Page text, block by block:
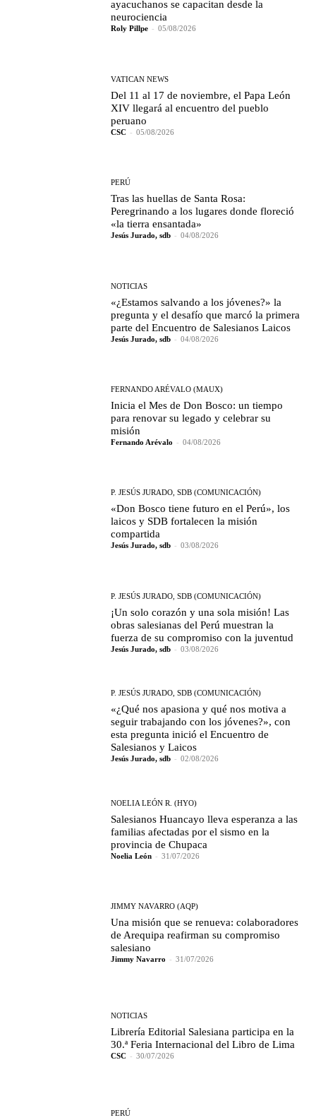
ayacuchanos se capacitan desde la
neurociencia
Roly Pillpe - 05/08/2026
VATICAN NEWS
Del 11 al 17 de noviembre, el Papa León
XIV llegará al encuentro del pueblo
peruano
CSC - 05/08/2026
PERÚ
Tras las huellas de Santa Rosa:
Peregrinando a los lugares donde floreció
«la tierra ensantada»
Jesús Jurado, sdb - 04/08/2026
NOTICIAS
«¿Estamos salvando a los jóvenes?» la
pregunta y el desafío que marcó la primera
parte del Encuentro de Salesianos Laicos
Jesús Jurado, sdb - 04/08/2026
FERNANDO ARÉVALO (MAUX)
Inicia el Mes de Don Bosco: un tiempo
para renovar su legado y celebrar su
misión
Fernando Arévalo - 04/08/2026
P. JESÚS JURADO, SDB (COMUNICACIÓN)
«Don Bosco tiene futuro en el Perú», los
laicos y SDB fortalecen la misión
compartida
Jesús Jurado, sdb - 03/08/2026
P. JESÚS JURADO, SDB (COMUNICACIÓN)
¡Un solo corazón y una sola misión! Las
obras salesianas del Perú muestran la
fuerza de su compromiso con la juventud
Jesús Jurado, sdb - 03/08/2026
P. JESÚS JURADO, SDB (COMUNICACIÓN)
«¿Qué nos apasiona y qué nos motiva a
seguir trabajando con los jóvenes?», con
esta pregunta inició el Encuentro de
Salesianos y Laicos
Jesús Jurado, sdb - 02/08/2026
NOELIA LEÓN R. (HYO)
Salesianos Huancayo lleva esperanza a las
familias afectadas por el sismo en la
provincia de Chupaca
Noelia León - 31/07/2026
JIMMY NAVARRO (AQP)
Una misión que se renueva: colaboradores
de Arequipa reafirman su compromiso
salesiano
Jimmy Navarro - 31/07/2026
NOTICIAS
Librería Editorial Salesiana participa en la
30.ª Feria Internacional del Libro de Lima
CSC - 30/07/2026
PERÚ